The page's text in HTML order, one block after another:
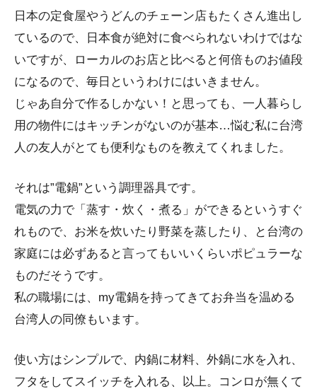
日本の定食屋やうどんのチェーン店もたくさん進出し
ているので、日本食が絶対に食べられないわけではな
いですが、ローカルのお店と比べると何倍ものお値段
になるので、毎日というわけにはいきません。
じゃあ自分で作るしかない！と思っても、一人暮らし
用の物件にはキッチンがないのが基本…悩む私に台湾
人の友人がとても便利なものを教えてくれました。
それは”電鍋”という調理器具です。
電気の力で「蒸す・炊く・煮る」ができるというすぐ
れもので、お米を炊いたり野菜を蒸したり、と台湾の
家庭には必ずあると言ってもいいくらいポピュラーな
ものだそうです。
私の職場には、my電鍋を持ってきてお弁当を温める
台湾人の同僚もいます。
使い方はシンプルで、内鍋に材料、外鍋に水を入れ、
フタをしてスイッチを入れる、以上。コンロが無くて